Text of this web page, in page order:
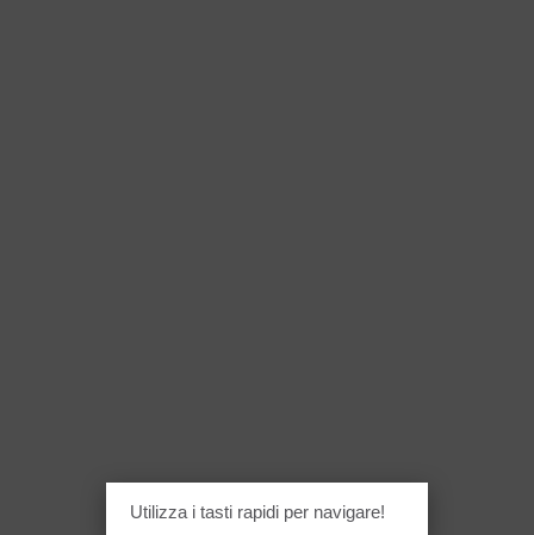
Utilizza i tasti rapidi per navigare!